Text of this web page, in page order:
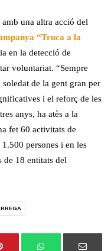
una altra acció del
“Truca a la
en la detecció de
voluntariat. “Sempre
de la gent gran per
i el reforç de les
anys, ha atès a la
fet 60 activitats de
persones i en les
de 18 entitats del